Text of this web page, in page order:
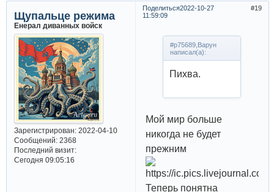
Поделиться 19
2022-10-27
11:59:09
Щупальце режима
Енерал диванных войск
Зарегистрирован: 2022-04-10
Сообщений:2368
Последний визит:
Сегодня 09:05:16
#p75689,Варун
написал(а):
Пихва.
Мой мир больше
никогда не будет
прежним
Теперь понятна